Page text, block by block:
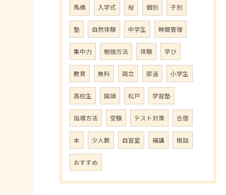
馬橋 入学式 桜 個別 子別
塾 自然体験 中学生 時間管理
集中力 勉強方法 体験 学び
教育 無料 両立 部活 小学生
高校生 国語 松戸 学習塾
指導方法 受験 テスト対策 合宿
本 少人数 自習室 補講 相談
おすすめ